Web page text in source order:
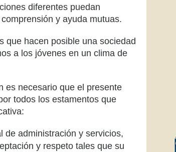
diferentes puedan
y ayuda mutuas.
que hacen posible una sociedad
a los jóvenes en un clima de
es necesario que el presente
todos los estamentos que
de administración y servicios,
y respeto tales que su